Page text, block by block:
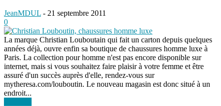
JeanMDUL - 21 septembre 2011
0
La marque Christian Louboutain qui fait un carton depuis quelques
années déjà, ouvre enfin sa boutique de chaussures homme luxe à
Paris. La collection pour homme n'est pas encore disponible sur
internet, mais si vous souhaitez faire plaisir à votre femme et être
assuré d'un succès auprès d'elle, rendez-vous sur
mytheresa.com/louboutin. Le nouveau magasin est donc situé à un
endroit...